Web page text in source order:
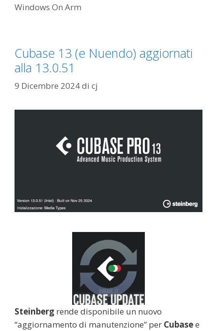
Windows On Arm
Cubase 13 (e Nuendo) aggiornati
alla 13.0.51
9 Dicembre 2024di cj
Steinberg rende disponibile un nuovo
“aggiornamento di manutenzione” per Cubasee